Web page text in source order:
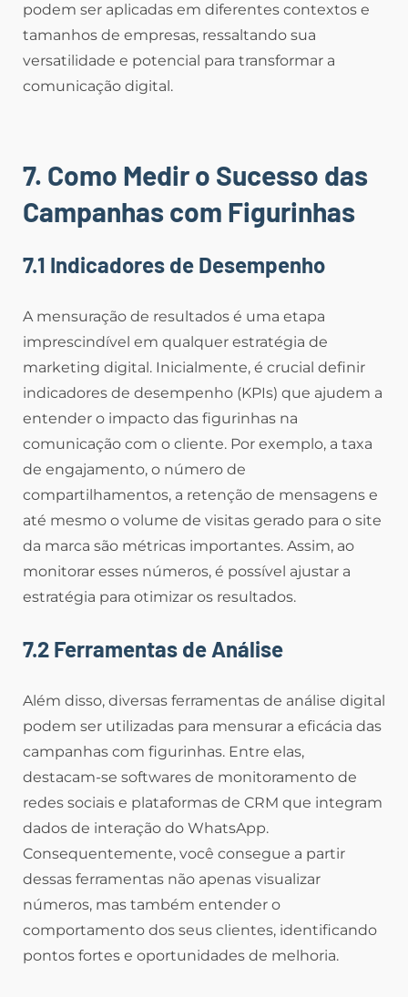
podem ser aplicadas em diferentes contextos e
tamanhos de empresas, ressaltando sua
versatilidade e potencial para transformar a
comunicação digital.
7. Como Medir o Sucesso das
Campanhas com Figurinhas
7.1 Indicadores de Desempenho
A mensuração de resultados é uma etapa
imprescindível em qualquer estratégia de
marketing digital. Inicialmente, é crucial definir
indicadores de desempenho (KPIs) que ajudem a
entender o impacto das figurinhas na
comunicação com o cliente. Por exemplo, a taxa
de engajamento, o número de
compartilhamentos, a retenção de mensagens e
até mesmo o volume de visitas gerado para o site
da marca são métricas importantes. Assim, ao
monitorar esses números, é possível ajustar a
estratégia para otimizar os resultados.
7.2 Ferramentas de Análise
Além disso, diversas ferramentas de análise digital
podem ser utilizadas para mensurar a eficácia das
campanhas com figurinhas. Entre elas,
destacam-se softwares de monitoramento de
redes sociais e plataformas de CRM que integram
dados de interação do WhatsApp.
Consequentemente, você consegue a partir
dessas ferramentas não apenas visualizar
números, mas também entender o
comportamento dos seus clientes, identificando
pontos fortes e oportunidades de melhoria.